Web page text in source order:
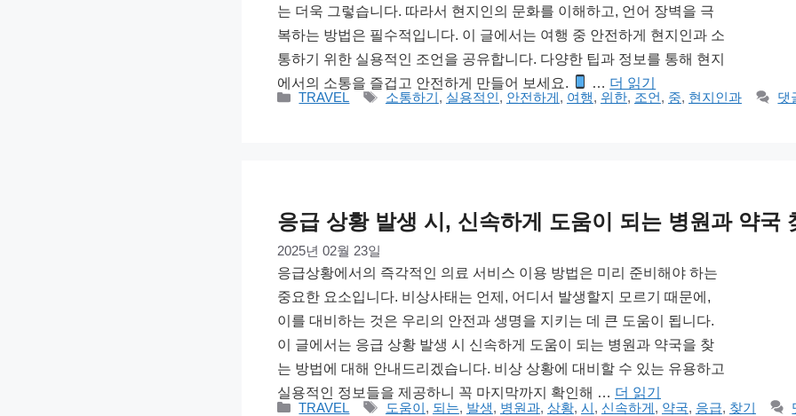
는 더욱 그렇습니다. 따라서 현지인의 문화를 이해하고, 언어 장벽을 극
복하는 방법은 필수적입니다. 이 글에서는 여행 중 안전하게 현지인과 소
통하기 위한 실용적인 조언을 공유합니다. 다양한 팁과 정보를 통해 현지
에서의 소통을 즐겁고 안전하게 만들어 보세요.
… 더 읽기
카
TRAVEL
태
소통하기, 실용적인, 안전하게, 여행, 위한, 조언, 중, 현지인과 댓
응급 상황 발생 시, 신속하게 도움이 되는 병원과 약국
2025년 02월 23일
응급상황에서의 즉각적인 의료 서비스 이용 방법은 미리 준비해야 하는
중요한 요소입니다. 비상사태는 언제, 어디서 발생할지 모르기 때문에,
이를 대비하는 것은 우리의 안전과 생명을 지키는 데 큰 도움이 됩니다.
이 글에서는 응급 상황 발생 시 신속하게 도움이 되는 병원과 약국을 찾
는 방법에 대해 안내드리겠습니다. 비상 상황에 대비할 수 있는 유용하고
실용적인 정보들을 제공하니 꼭 마지막까지 확인해 … 더 읽기
카
TRAVEL
태
도움이, 되는, 발생, 병원과, 상황, 시, 신속하게, 약국, 응급, 찾기